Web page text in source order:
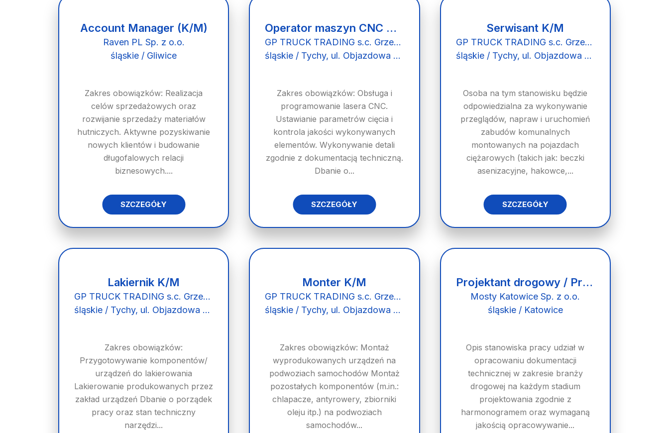
Account Manager (K/M)
Raven PL Sp. z o.o.
śląskie / Gliwice
Zakres obowiązków: Realizacja
celów sprzedażowych oraz
rozwijanie sprzedaży materiałów
hutniczych. Aktywne pozyskiwanie
nowych klientów i budowanie
długofalowych relacji
biznesowych....
SZCZEGÓŁY
Operator maszyn CNC K/M
GP TRUCK TRADING s.c. Grzegorz Kądziela Agnieszka Kądziela
śląskie / Tychy, ul. Objazdowa 32
Zakres obowiązków: Obsługa i
programowanie lasera CNC.
Ustawianie parametrów cięcia i
kontrola jakości wykonywanych
elementów. Wykonywanie detali
zgodnie z dokumentacją techniczną.
Dbanie o...
SZCZEGÓŁY
Serwisant K/M
GP TRUCK TRADING s.c. Grzegorz Kądziela Agnieszka Kądziela
śląskie / Tychy, ul. Objazdowa 32
Osoba na tym stanowisku będzie
odpowiedzialna za wykonywanie
przeglądów, napraw i uruchomień
zabudów komunalnych
montowanych na pojazdach
ciężarowych (takich jak: beczki
asenizacyjne, hakowce,...
SZCZEGÓŁY
Lakiernik K/M
GP TRUCK TRADING s.c. Grzegorz Kądziela Agnieszka Kądziela
śląskie / Tychy, ul. Objazdowa 32
Zakres obowiązków:
Przygotowywanie komponentów/
urządzeń do lakierowania
Lakierowanie produkowanych przez
zakład urządzeń Dbanie o porządek
pracy oraz stan techniczny
narzędzi...
Monter K/M
GP TRUCK TRADING s.c. Grzegorz Kądziela Agnieszka Kądziela
śląskie / Tychy, ul. Objazdowa 32
Zakres obowiązków: Montaż
wyprodukowanych urządzeń na
podwoziach samochodów Montaż
pozostałych komponentów (m.in.:
chlapacze, antyrowery, zbiorniki
oleju itp.) na podwoziach
samochodów...
Projektant drogowy / Projektant branży drogowej
Mosty Katowice Sp. z o.o.
śląskie / Katowice
Opis stanowiska pracy udział w
opracowaniu dokumentacji
technicznej w zakresie branży
drogowej na każdym stadium
projektowania zgodnie z
harmonogramem oraz wymaganą
jakością opracowywanie...